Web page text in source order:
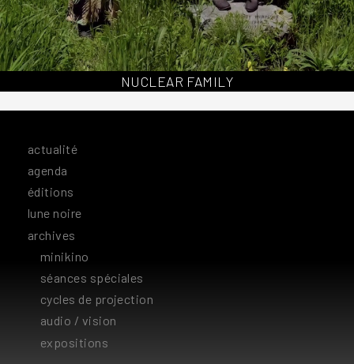
NUCLEAR FAMILY
actualité
agenda
éditions
lune noire
archives
minikino
séances spéciales
cycles de projection
audio / vision
expositions